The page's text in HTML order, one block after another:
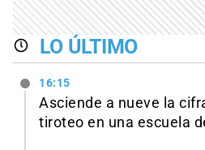
LO ÚLTIMO
16:15
Asciende a nueve la
tiroteo en una escuela